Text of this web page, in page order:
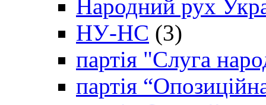
Народний рух
НУ-НС (3)
партія "Слуга
партія